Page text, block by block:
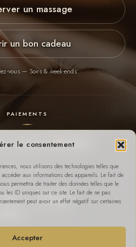
le consentement
nous utilisons des technologies telles que
aux informations des appareils. Le fait de
permettra de traiter des données telles que le
les ID uniques sur ce site. Le fait de ne pas
peut avoir un effet négatif sur certaines
Accepter
un massage
un bon cadeau
vous — Soirs & week-ends
SUR PLACE
Wifi
Parking
PAIEMENTS
Cash Virement